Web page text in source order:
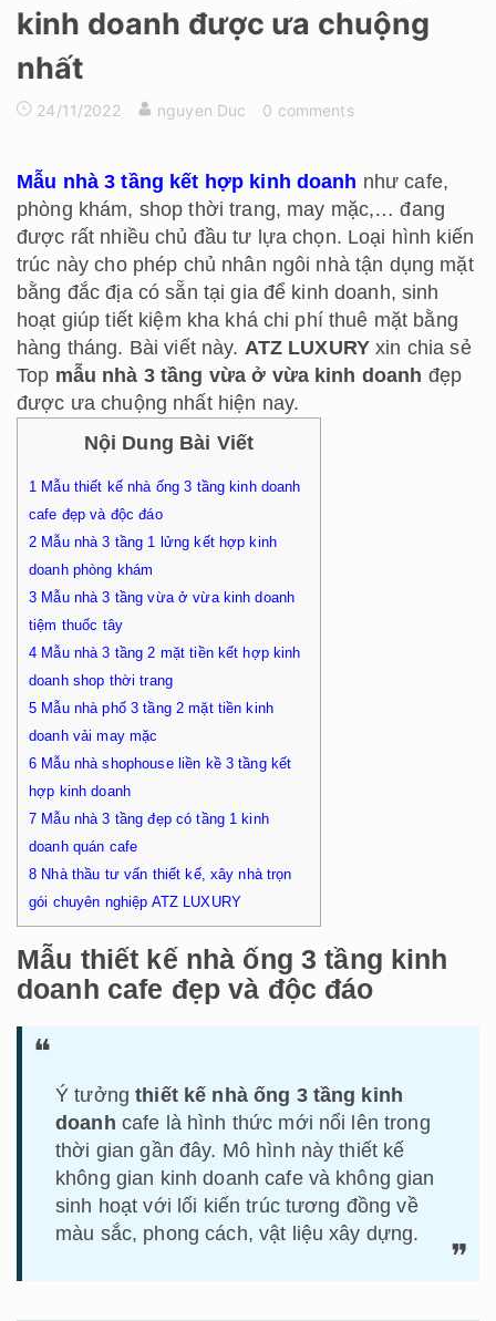
kinh doanh được ưa chuộng
nhất
24/11/2022 nguyen Duc 0 comments
Mẫu nhà 3 tầng kết hợp kinh doanh như cafe,
phòng khám, shop thời trang, may mặc,… đang
được rất nhiều chủ đầu tư lựa chọn. Loại hình kiến
trúc này cho phép chủ nhân ngôi nhà tận dụng mặt
bằng đắc địa có sẵn tại gia để kinh doanh, sinh
hoạt giúp tiết kiệm kha khá chi phí thuê mặt bằng
hàng tháng. Bài viết này. ATZ LUXURY xin chia sẻ
Top mẫu nhà 3 tầng vừa ở vừa kinh doanh đẹp
được ưa chuộng nhất hiện nay.
Nội Dung Bài Viết
1 Mẫu thiết kế nhà ống 3 tầng kinh doanh
cafe đẹp và độc đáo
2 Mẫu nhà 3 tầng 1 lửng kết hợp kinh
doanh phòng khám
3 Mẫu nhà 3 tầng vừa ở vừa kinh doanh
tiệm thuốc tây
4 Mẫu nhà 3 tầng 2 mặt tiền kết hợp kinh
doanh shop thời trang
5 Mẫu nhà phố 3 tầng 2 mặt tiền kinh
doanh vải may mặc
6 Mẫu nhà shophouse liền kề 3 tầng kết
hợp kinh doanh
7 Mẫu nhà 3 tầng đẹp có tầng 1 kinh
doanh quán cafe
8 Nhà thầu tư vấn thiết kế, xây nhà trọn
gói chuyên nghiệp ATZ LUXURY
Mẫu thiết kế nhà ống 3 tầng kinh
doanh cafe đẹp và độc đáo
Ý tưởngthiết kế nhà ống 3 tầng kinh
doanh cafe là hình thức mới nổi lên trong
thời gian gần đây. Mô hình này thiết kế
không gian kinh doanh cafe và không gian
sinh hoạt với lối kiến trúc tương đồng về
màu sắc, phong cách, vật liệu xây dựng.